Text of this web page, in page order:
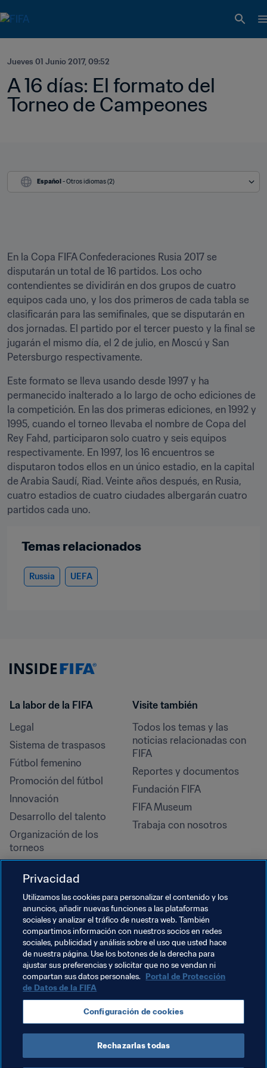
Jueves 01 Junio 2017, 09:52
A 16 días: El formato del
Torneo de Campeones
Español - Otros idiomas (2)
En la Copa FIFA Confederaciones Rusia 2017 se
disputarán un total de 16 partidos. Los ocho
contendientes se dividirán en dos grupos de cuatro
equipos cada uno, y los dos primeros de cada tabla se
clasificarán para las semifinales, que se disputarán en
dos jornadas. El partido por el tercer puesto y la final se
jugarán el mismo día, el 2 de julio, en Moscú y San
Petersburgo respectivamente.
Este formato se lleva usando desde 1997 y ha
permanecido inalterado a lo largo de ocho ediciones de
la competición. En las dos primeras ediciones, en 1992 y
1995, cuando el torneo llevaba el nombre de Copa del
Rey Fahd, participaron solo cuatro y seis equipos
respectivamente. En 1997, los 16 encuentros se
disputaron todos ellos en un único estadio, en la capital
de Arabia Saudí, Riad. Veinte años después, en Rusia,
cuatro estadios de cuatro ciudades albergarán cuatro
partidos cada uno.
Temas relacionados
Russia UEFA
La labor de la FIFA
Legal
Sistema de traspasos
Fútbol femenino
Promoción del fútbol
Innovación
Desarrollo del talento
Organización de los
torneos
Derechos humanos y lucha
contra la discriminación
Salud y atención médica
Iniciativas educativas
Visite también
Todos los temas y las
noticias relacionadas con
FIFA
Reportes y documentos
Fundación FIFA
FIFA Museum
Trabaja con nosotros
TÉRMINOS DE SERVICIO
PORTAL DE PROTECCIÓN DE DATOS DE LA FIFA
DESCÁRGALO
CONFIGURACIÓN DE COOKIES
Privacidad
Utilizamos las cookies para personalizar el contenido y los
anuncios, añadir nuevas funciones a las plataformas
sociales y analizar el tráfico de nuestra web. También
compartimos información con nuestros socios en redes
sociales, publicidad y análisis sobre el uso que usted hace
de nuestra página. Use los botones de la derecha para
ajustar sus preferencias y solicitar que no se vendan ni
compartan sus datos personales. Portal de Protección
de Datos de la FIFA
Configuración de cookies
Rechazarlas todas